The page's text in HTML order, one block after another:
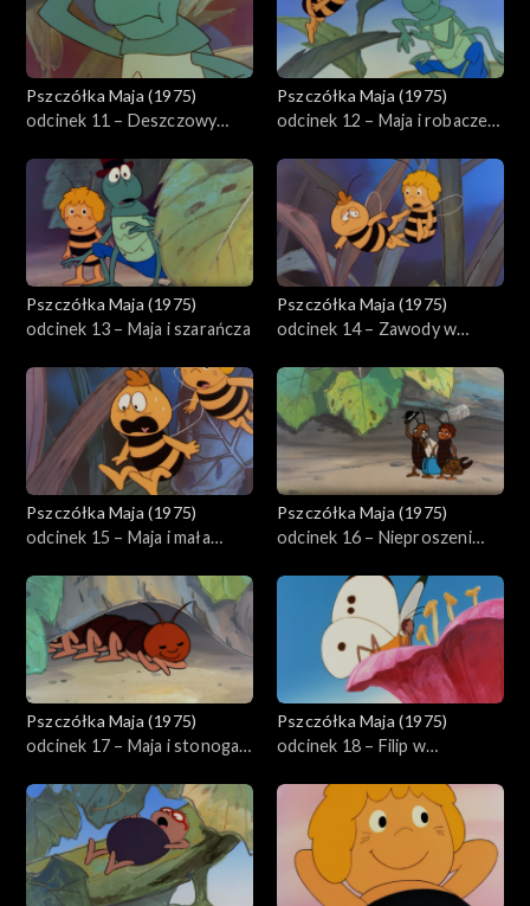
Pszczółka Maja (1975)
odcinek 11 – Deszczowy
Pszczółka Maja (1975)
odcinek 12 – Maja i robaczek
Pszczółka Maja (1975)
odcinek 13 – Maja i szarańcza
Pszczółka Maja (1975)
odcinek 14 – Zawody w
Pszczółka Maja (1975)
odcinek 15 – Maja i mała
Pszczółka Maja (1975)
odcinek 16 – Nieproszeni
Pszczółka Maja (1975)
odcinek 17 – Maja i stonoga
Pszczółka Maja (1975)
odcinek 18 – Filip w